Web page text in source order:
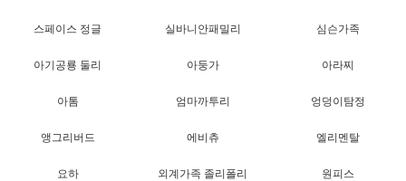
스페이스 정글 실바니안패밀리 심슨가족
아기공룡 둘리 아둥가 아라찌
아톰 엄마까투리 엉덩이탐정
앵그리버드 에비츄 엘리멘탈
요하 외계가족 졸리폴리 원피스